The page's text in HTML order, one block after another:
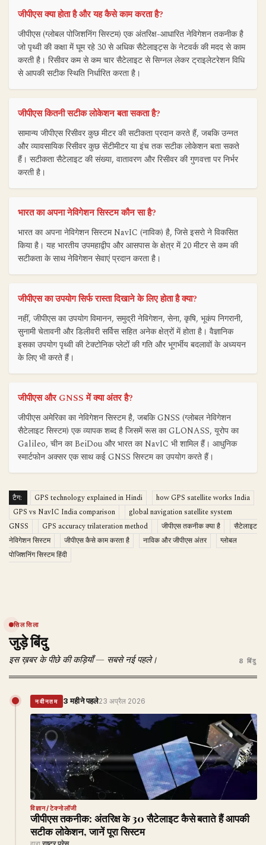
जीपीएस क्या होता है और यह कैसे काम करता है?
जीपीएस (ग्लोबल पोजिशनिंग सिस्टम) एक अंतरिक्ष-आधारित नेविगेशन तकनीक है
जो पृथ्वी की कक्षा में घूम रहे 30 से अधिक सैटेलाइट्स के नेटवर्क की मदद से काम
करती है। रिसीवर कम से कम चार सैटेलाइट से सिग्नल लेकर ट्राइलेटरेशन विधि
से आपकी सटीक स्थिति निर्धारित करता है।
जीपीएस कितनी सटीक लोकेशन बता सकता है?
सामान्य जीपीएस रिसीवर कुछ मीटर की सटीकता प्रदान करते हैं, जबकि उन्नत
और व्यावसायिक रिसीवर कुछ सेंटीमीटर या इंच तक सटीक लोकेशन बता सकते
हैं। सटीकता सैटेलाइट की संख्या, वातावरण और रिसीवर की गुणवत्ता पर निर्भर
करती है।
भारत का अपना नेविगेशन सिस्टम कौन सा है?
भारत का अपना नेविगेशन सिस्टम NavIC (नाविक) है, जिसे इसरो ने विकसित
किया है। यह भारतीय उपमहाद्वीप और आसपास के क्षेत्र में 20 मीटर से कम की
सटीकता के साथ नेविगेशन सेवाएं प्रदान करता है।
जीपीएस का उपयोग सिर्फ रास्ता दिखाने के लिए होता है क्या?
नहीं, जीपीएस का उपयोग विमानन, समुद्री नेविगेशन, सेना, कृषि, भूकंप निगरानी,
सुनामी चेतावनी और डिलीवरी सर्विस सहित अनेक क्षेत्रों में होता है। वैज्ञानिक
इसका उपयोग पृथ्वी की टेक्टोनिक प्लेटों की गति और भूगर्भीय बदलावों के अध्ययन
के लिए भी करते हैं।
जीपीएस और GNSS में क्या अंतर है?
जीपीएस अमेरिका का नेविगेशन सिस्टम है, जबकि GNSS (ग्लोबल नेविगेशन
सैटेलाइट सिस्टम) एक व्यापक शब्द है जिसमें रूस का GLONASS, यूरोप का
Galileo, चीन का BeiDou और भारत का NavIC भी शामिल हैं। आधुनिक
स्मार्टफोन अक्सर एक साथ कई GNSS सिस्टम का उपयोग करते हैं।
टैग: GPS technology explained in Hindi
how GPS satellite works India
GPS vs NavIC India comparison
global navigation satellite system
GNSS
GPS accuracy trilateration method जीपीएस तकनीक क्या है
सैटेलाइट
नेविगेशन सिस्टम
जीपीएस कैसे काम करता है नाविक और जीपीएस अंतर
ग्लोबल
पोजिशनिंग सिस्टम हिंदी
सिलसिला
जुड़े बिंदु
इस ख़बर के पीछे की कड़ियाँ — सबसे नई पहले। 8 बिंदु
नवीनतम 3 महीने पहले23 अप्रैल 2026
विज्ञान/टेक्नोलॉजी
जीपीएस तकनीक: अंतरिक्ष के 30 सैटेलाइट कैसे बताते हैं आपकी
सटीक लोकेशन, जानें पूरा सिस्टम